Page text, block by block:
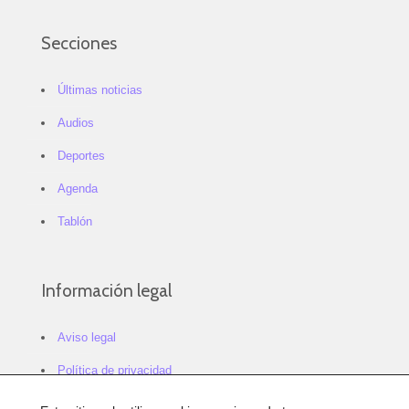
Secciones
Últimas noticias
Audios
Deportes
Agenda
Tablón
Información legal
Aviso legal
Política de privacidad
Política de cookies